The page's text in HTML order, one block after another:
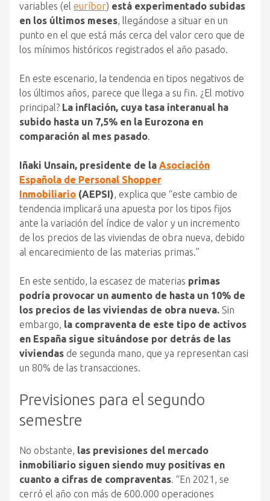
variables (el euríbor) está experimentado subidas
en los últimos meses, llegándose a situar en un
punto en el que está más cerca del valor cero que de
los mínimos históricos registrados el año pasado.
En este escenario, la tendencia en tipos negativos de
los últimos años, parece que llega a su fin. ¿El motivo
principal? La inflación, cuya tasa interanual ha
subido hasta un 7,5% en la Eurozona en
comparación al mes pasado.
Iñaki Unsain, presidente de la Asociación
Española de Personal Shopper
Inmobiliario (AEPSI), explica que “este cambio de
tendencia implicará una apuesta por los tipos fijos
ante la variación del índice de valor y un incremento
de los precios de las viviendas de obra nueva, debido
al encarecimiento de las materias primas.”
En este sentido, la escasez de materias primas
podría provocar un aumento de hasta un 10% de
los precios de las viviendas de obra nueva. Sin
embargo, la compraventa de este tipo de activos
en España sigue situándose por detrás de las
viviendas de segunda mano, que ya representan casi
un 80% de las transacciones.
Previsiones para el segundo
semestre
No obstante, las previsiones del mercado
inmobiliario siguen siendo muy positivas en
cuanto a cifras de compraventas. “En 2021, se
cerró el año con más de 600.000 operaciones